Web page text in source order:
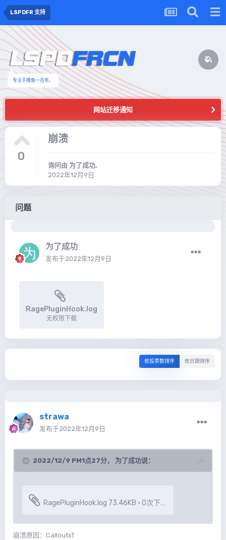
LSPDFR 支持
专注于摸鱼一百年。
网站迁移通知
0
崩溃
询问由 为了成功,
2022年12月9日
问题
为了成功
发布于2022年12月9日
RagePluginHook.log
无权限下载
依投票数排序 依日期排序
strawa
发布于2022年12月9日
2022/12/9 PM1点27分， 为了成功说：
RagePluginHook.log 73.46KB · 0次下载
崩溃原因：CalloutsT